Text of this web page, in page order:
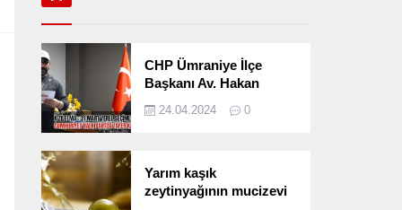
CHP Ümraniye İlçe
Başkanı Av. Hakan
Seçimlerini
24.04.2024 0
Yarım kaşık
zeytinyağının mucizevi